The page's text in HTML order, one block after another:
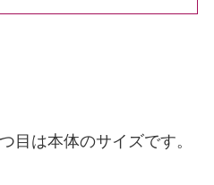
目は本体のサイズです。